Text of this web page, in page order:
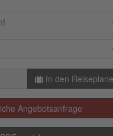
In den
Angebotsanfrage